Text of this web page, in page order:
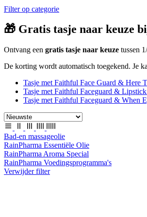
Filter op categorie
🎁 Gratis tasje naar keuze
Ontvang een gratis tasje naar keuze tussen
De korting wordt automatisch toegekend. Je
Tasje met Faithful Face Guard & Here
Tasje met Faithful Faceguard &
Tasje met Faithful Faceguard & When
Bad-en massageolie
RainPharma Essentiële Olie
RainPharma Aroma Special
RainPharma Voedingsprogramma's
Verwijder filter